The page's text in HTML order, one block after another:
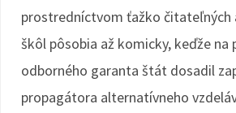
prostredníctvom ťažko čitateľných
škôl pôsobia až komicky, keďže na
odborného garanta štát dosadil
propagátora alternatívneho